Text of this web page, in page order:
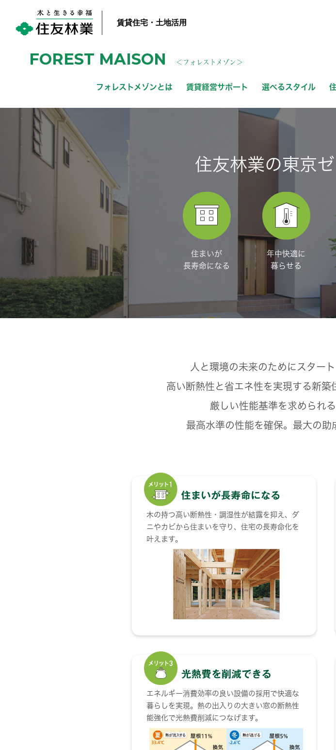
賃貸住宅・土地活用
FOREST MAISON ＜フォレストメゾン＞
フォレストメゾンとは 賃貸経営サポート 選べるスタイル
住友林業の東京
住まいが
長寿命になる
年中快適に
暮らせる
人と環境の未来のためにスター
高い断熱性と省エネ性を実現する新築
厳しい性能基準を求められる
最高水準の性能を確保。 最大の助
木の持つ高い断熱性・調湿性が結露を抑え、ダ
ニやカビから住まいを守り、住宅の長寿命化を
叶えます。
エネルギー消費効率の良い設備の採用で快適な
暮らしを実現。熱の出入りの大きい窓の断熱性
能強化で光熱費削減につなげます。